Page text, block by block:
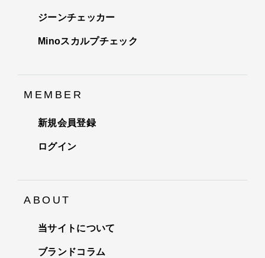
ジーンチェッカー
Minoスカルプチェック
MEMBER
新規会員登録
ログイン
ABOUT
当サイトについて
ブランドコラム